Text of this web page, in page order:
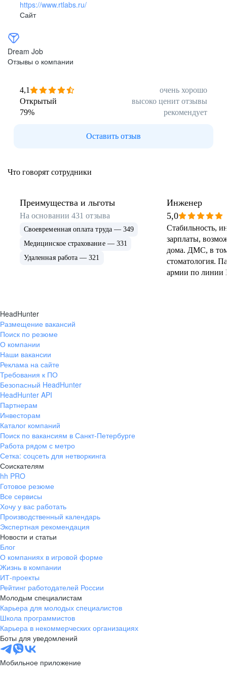
Grafana
Jenkins
OpenTracing
https://www.rtlabs.ru/
Сайт
Dream Job
Отзывы о компании
4,1
очень хорошо
Открытый
высоко ценит отзывы
79% рекомендует
Оставить отзыв
Что говорят сотрудники
Преимущества и льготы
На основании431 отзыва
Своевременная оплата труда — 349
Медицинское страхование — 331
Удаленная работа — 321
Инженер
5,0
Стабильность,
зарплаты,
дома. ДМС, в
стоматология.
армии по линии
HeadHunter
Размещение вакансий
Поиск по резюме
О компании
Наши вакансии
Реклама на сайте
Требования к ПО
Безопасный HeadHunter
HeadHunter API
Партнерам
Инвесторам
Каталог компаний
Поиск по вакансиям в Санкт-Петербурге
Работа рядом с метро
Сетка: соцсеть для нетворкинга
Соискателям
hh PRO
Готовое резюме
Все сервисы
Хочу у вас работать
Производственный календарь
Экспертная рекомендация
Новости и статьи
Блог
О компаниях в игровой форме
Жизнь в компании
ИТ-проекты
Рейтинг работодателей России
Молодым специалистам
Карьера для молодых специалистов
Школа программистов
Карьера в некоммерческих организациях
Боты для уведомлений
Мобильное приложение